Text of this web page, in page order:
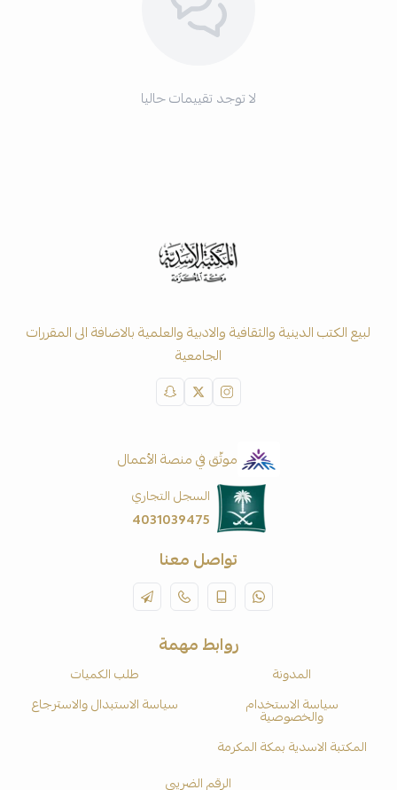
لا توجد تقييمات حاليا
لبيع الكتب الدينية والثقافية والادبية والعلمية بالاضافة الى المقررات
الجامعية
موثّق في منصة الأعمال
السجل التجاري
4031039475
تواصل معنا
روابط مهمة
المدونة
طلب الكميات
سياسة الاستخدام
والخصوصية
سياسة الاستبدال والاسترجاع
المكتبة الاسدية بمكة المكرمة
الرقم الضريبي